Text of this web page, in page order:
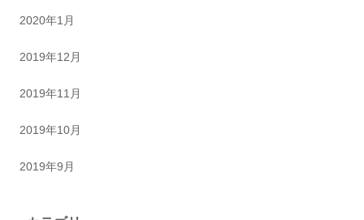
2020年1月
2019年12月
2019年11月
2019年10月
2019年9月